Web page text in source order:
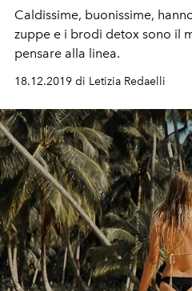
Caldissime, buonissime,
zuppe e i brodi detox sono il
pensare alla linea.
18.12.2019 di Letizia Redaelli